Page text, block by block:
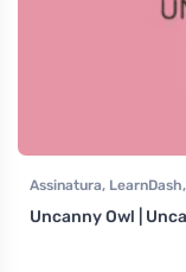
Assinatura, LearnDash,
Uncanny Owl |